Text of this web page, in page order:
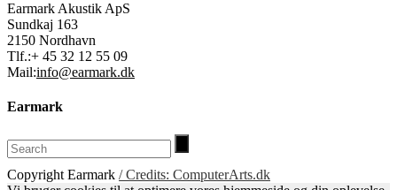
Earmark Akustik ApS
Sundkaj 163
2150 Nordhavn
Tlf.:+ 45 32 12 55 09
Mail:info@earmark.dk
Earmark
Copyright Earmark / Credits: ComputerArts.dk